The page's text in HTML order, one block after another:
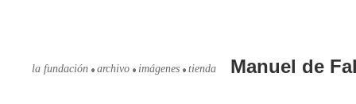
la fundación archivo imágenes tienda Manuel de